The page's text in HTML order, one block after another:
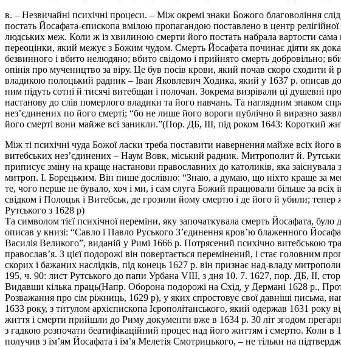
в. – Незвичайні психічні процеси. – Між окремі знаки Божого благовоління
постать Йосафата-єпископа вмілою пропагандою поставлено в центр
людських меж. Коли ж із хвилиною смерти його постать набрала вартости сама
переоцінки, який межує з Божим чудом. Смерть Йосафата починає діяти як
безвинного і вбито нелюдяно; вбито свідомо і прийнято смерть добровільно;
опінія про мучеництво за віру. Це був посів крови, який почав скоро
владикою полоцький радник – Іван Яковлевич Ходика, який у 1637 р. описав
ним підуть сотні й тисячі витебщан і полочан. Зокрема визрівали ці душевні
настанову до слів померлого владики та його навчань. Та наглядним знаком
нез’єдинених по його смерті; “бо не лише його вороги публічно й виразно
його смерті вони майже всі заникли.”(Пор. ДБ, III, під роком 1643: Короткий
Між ті психічні чуда Божої ласки треба поставити навернення майже всіх
витебських нез’єдинених – Наум Вовк, міський радник. Митрополит й.
приписує зміну на краще настанови православних до католиків, яка
митроп. І. Борецьким. Він пише дослівно: “Знаю, а думаю, що ніхто краще за
те, чого перше не бувало, хоч і ми, і сам слуга Божий працювали більше за
свідком і Полоцьк і Витебськ, де грозили йому смертю і де його й убили;
Рутського з 1628 р)
Та символом тієї психічної переміни, яку започаткувала смерть Йосафата,
описав у книзі: “Савло і Павло Руського З’єдинення кров’ю блаженного
Василія Великого”, виданій у Римі 1666 р. Потрясений психічно витебською
православ’я. З цієї подорожі він повертається перемінений, і стає головним
скорих і бажаних наслідків, під конець 1627 р. він признає над-владу
195, ч. 90: лист Рутського до папи Урбана VIII, з дня 10. 7. 1627, пор. ДБ, II,
Видавши кілька праць(Напр. Оборона подорожі на Схід, у Дермані 1628 р.,
Розважання про сім ріжниць, 1629 р), у яких спростовує свої давніші письма,
1633 року, з титулом архієпископа Ієрополітанського, який одержав 1631
життя і смерти прийшли до Риму документи вже в 1634 р. 30 літ згодом
з гадкою розпочати беатифікаційний процес над його життям і смертю. Коли
получив з ім’ям Йосафата і ім’я Мелетія Смотрицького, – не тільки на